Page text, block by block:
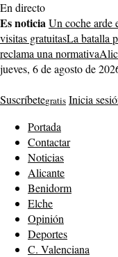
Saltar
al
contenido
En directo
Es noticiaUn coche arde
visitas gratuitasLa batalla
reclama una normativa
jueves, 6 de agosto de
Suscríbetegratis Inicia
Portada
Contactar
Noticias
Alicante
Benidorm
Elche
Opinión
Deportes
C. Valenciana